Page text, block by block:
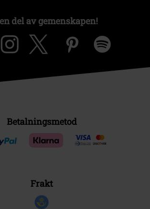
del av gemenskapen!
Betalningsmetod
Frakt